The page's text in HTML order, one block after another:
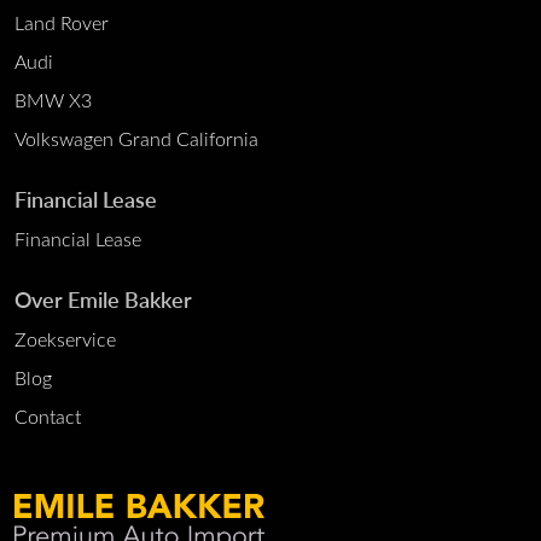
Land Rover
Audi
BMW X3
Volkswagen Grand California
Financial Lease
Financial Lease
Over Emile Bakker
Zoekservice
Blog
Contact